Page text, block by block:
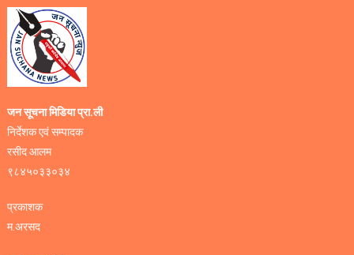
जन सूचना मिडिया प्रा.ली
निर्देशक एवं सम्पादक
रसीद आलम
९८४५०३३०३४
प्रकाशक
म.अरसद